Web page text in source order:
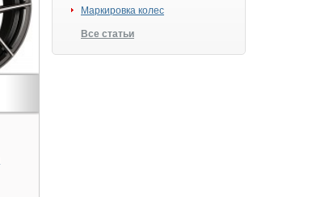
Маркировка колес
Все статьи